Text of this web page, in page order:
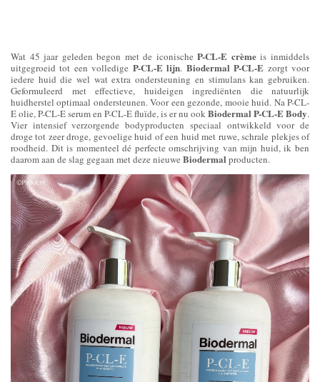
Wat 45 jaar geleden begon met de iconischeP-CL-E crèmeis inmiddels
uitgegroeid tot een volledige P-CL-E lijn. Biodermal P-CL-E zorgt voor
iedere huid die wel wat extra ondersteuning en stimulans kan gebruiken.
Geformuleerd met effectieve, huideigen ingrediënten die natuurlijk
huidherstel optimaal ondersteunen. Voor een gezonde, mooie huid. Na P-CL-
E olie, P-CL-E serum en P-CL-E fluïde, is er nu ookBiodermal P-CL-E Body.
Vier intensief verzorgende bodyproducten speciaal ontwikkeld voor de
droge tot zeer droge, gevoelige huid of een huid met ruwe, schrale plekjes of
roodheid. Dit is momenteel dé perfecte omschrijving van mijn huid, ik ben
daarom aan de slag gegaan met deze nieuwe Biodermal producten.